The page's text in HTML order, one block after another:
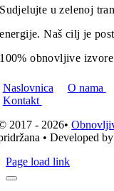
Sudjelujte u zelenoj
energije. Naš cilj je
100% obnovljive
Naslovnica O nama
Kontakt
2017 - 2026•
• Developed by
Page load link